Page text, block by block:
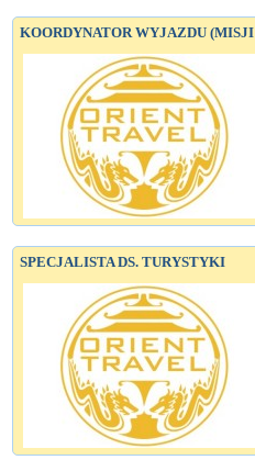
KOORDYNATOR WYJAZDU (MISJI
SPECJALISTA DS. TURYSTYKI